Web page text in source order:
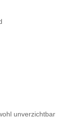
unverzichtbar